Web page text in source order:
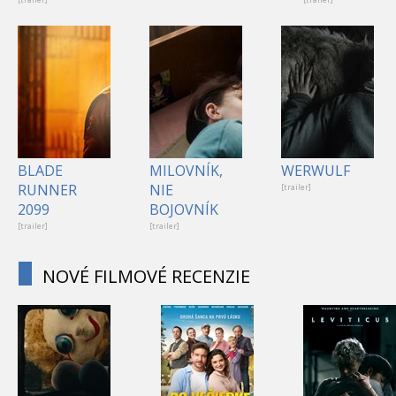
BLADE
RUNNER
2099
[trailer]
MILOVNÍK,
NIE
BOJOVNÍK
[trailer]
WERWULF
[trailer]
NOVÉ FILMOVÉ RECENZIE